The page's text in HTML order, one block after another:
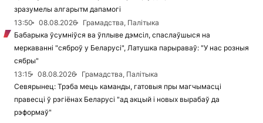
зразумелы алгарытм дапамогі
13:50
08.08.2026
Грамадства, Палітыка
Бабарыка ўсумніўся ва ўплыве дэмсіл, спаслаўшыся на
меркаванні "сяброў у Беларусі", Латушка парыраваў: "У нас розныя
сябры"
13:15
08.08.2026
Грамадства, Палітыка
Севярынец: Трэба мець каманды, гатовыя пры магчымасці
правесці ў рэгіёнах Беларусі "ад акцый і новых вырабаў да
рэформаў"